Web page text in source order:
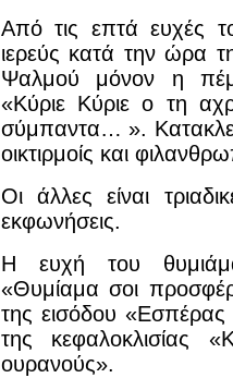
Από τις επτά ευχές
ιερεύς κατά την ώρα
Ψαλμού μόνον η
«Κύριε Κύριε ο τη
σύμπαντα… ».
οικτιρμοίς και
Οι άλλες είναι
εκφωνήσεις.
Η ευχή του
«Θυμίαμα σοι
της εισόδου
της κεφαλοκλισίας
ουρανούς».